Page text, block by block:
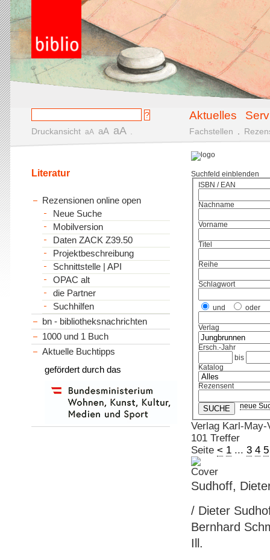
Aktuelles
Druckansicht aA aA aA Fachstellen
Suchfeld einblenden
ISBN / EAN
Nachname
Vorname
Titel
Reihe
Schlagwort
und oder
Verlag
Ersch.-Jahr
bis
Katalog
Rezensent
neue
Verlag Karl-May-
101 Treffer
Seite < 1... 3 4 5
Sudhoff,
/ Dieter
Bernhard
Ill.
Literatur
Rezensionen online open
Neue Suche
Mobilversion
Daten ZACK Z39.50
Projektbeschreibung
Schnittstelle | API
OPAC alt
die Partner
Suchhilfen
bn - bibliotheksnachrichten
1000 und 1 Buch
Aktuelle Buchtipps
gefördert durch das